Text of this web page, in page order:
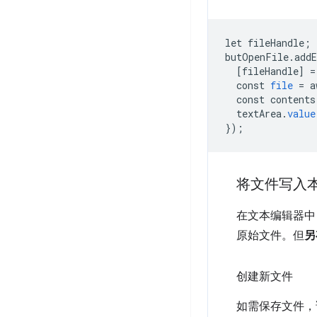
let fileHandle ;
butOpenFile.
[fileHandle]
=
const file =
const contents
textArea.value
});
将文件写入
在文本编辑器
原始文件。但
创建新文件
如需保存文件